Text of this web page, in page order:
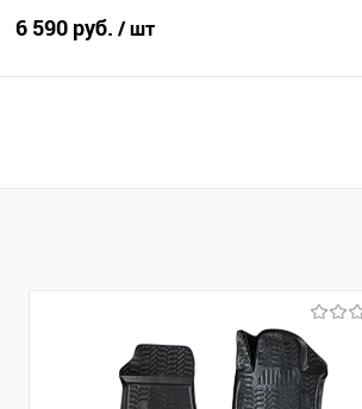
6 590 руб. / шт
Купить в 1 клик
Сравнение